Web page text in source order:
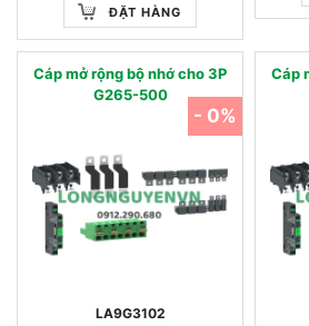
ĐẶT HÀNG
Cáp mở rộng bộ nhớ cho 3P
G265-500
LA9G3102
- 0%
Cáp